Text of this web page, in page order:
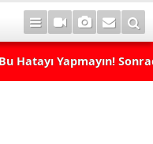
Hatayı Yapmayın!